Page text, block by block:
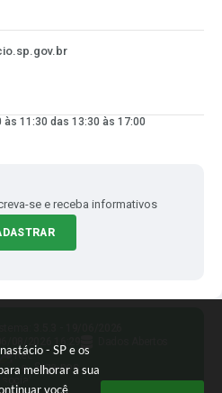
- SP e os
melhorar a sua
você
11:30 das 13:30 às 17:00
se e receba informativos
Siga-nos